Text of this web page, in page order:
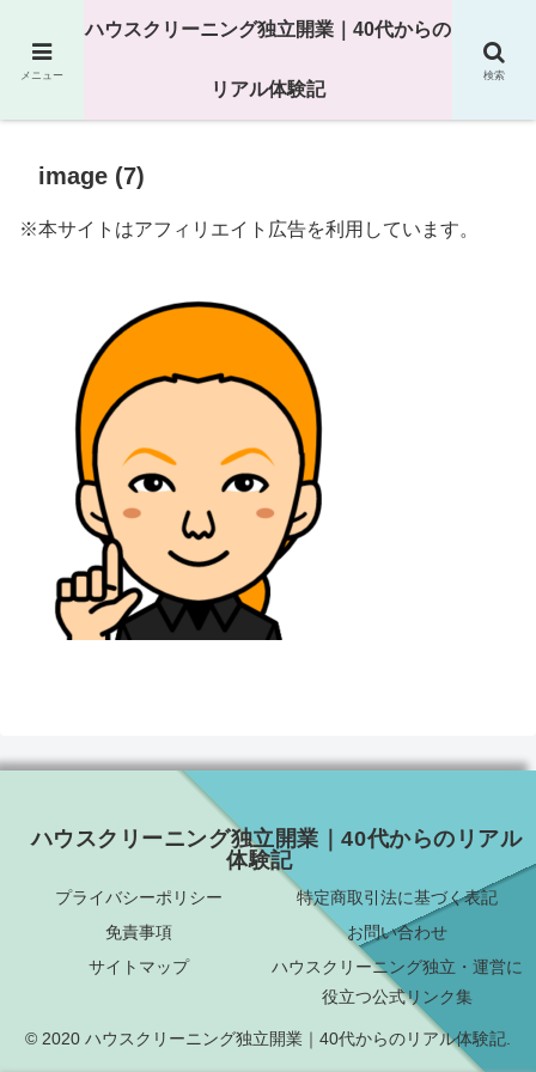
25年以上の現場経験をもとにハウスクリーニング独立の現実
image (7)
※本サイトはアフィリエイト広告を利用しています。
ハウスクリーニング独立開業｜40代からのリアル
体験記
プライバシーポリシー
特定商取引法に基づく表記
免責事項
お問い合わせ
サイトマップ
ハウスクリーニング独立・運営に
役立つ公式リンク集
© 2020 ハウスクリーニング独立開業｜40代からのリアル体験記.
メニュー
ハウスクリーニング独立開業｜40代からの
リアル体験記
検索